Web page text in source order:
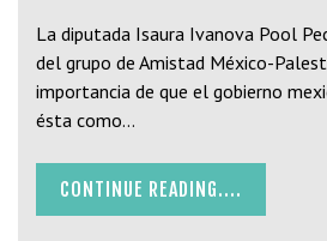
La diputada Isaura Ivanova Pool
del grupo de Amistad México-
importancia de que el gobierno
ésta como…
CONTINUE READING....